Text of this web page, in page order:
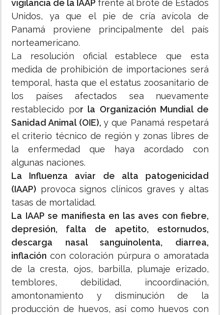
vigilancia de la IAAP frente al brote de Estados
Unidos, ya que el pie de cría avícola de
Panamá proviene principalmente del país
norteamericano.
La resolución oficial establece que esta
medida de prohibición de importaciones será
temporal, hasta que el estatus zoosanitario de
los países afectados sea nuevamente
restablecido por la Organización Mundial de
Sanidad Animal (OIE), y que Panamá respetará
el criterio técnico de región y zonas libres de
la enfermedad que haya acordado con
algunas naciones.
La Influenza aviar de alta patogenicidad
(IAAP) provoca signos clínicos graves y altas
tasas de mortalidad.
La IAAP se manifiesta en las aves con fiebre,
depresión, falta de apetito, estornudos,
descarga nasal sanguinolenta, diarrea,
inflación con coloración púrpura o amoratada
de la cresta, ojos, barbilla, plumaje erizado,
temblores, debilidad, incoordinación,
amontonamiento y disminución de la
producción de huevos, así como huevos con